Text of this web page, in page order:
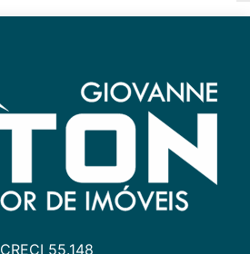
CRECI 55.148